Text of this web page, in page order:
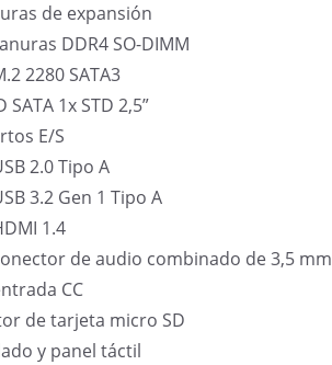
de expansión
DDR4 SO-DIMM
2280 SATA3
SATA 1x STD 2,5”
E/S
2.0 Tipo A
3.2 Gen 1 Tipo A
1.4
de audio combinado de 3,5 mm
CC
de tarjeta micro SD
y panel táctil